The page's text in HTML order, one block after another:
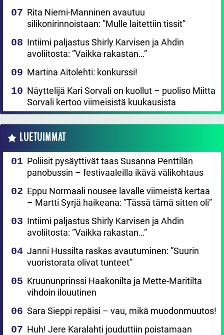
Rita Niemi-Manninen avautuu
silikonirinnoistaan: ”Mulle laitettiin tissit”
Intiimi paljastus Shirly Karvisen ja Ahdin
avoliitosta: ”Vaikka rakastan…”
Martina Aitolehti: konkurssi!
Näyttelijä Kari Sorvali on kuollut – puoliso Miitta
Sorvali kertoo viimeisistä kuukausista
LUETUIMMAT
Poliisit pysäyttivät taas Susanna Penttilän
panobussin – festivaaleilla ikävä välikohtaus
Eppu Normaali nousee lavalle viimeistä kertaa
– Martti Syrjä haikeana: ”Tässä tämä sitten oli”
Intiimi paljastus Shirly Karvisen ja Ahdin
avoliitosta: ”Vaikka rakastan…”
Janni Hussilta raskas avautuminen: ”Suurin
vuoristorata olivat tunteet”
Kruununprinssi Haakonilta ja Mette-Maritilta
vihdoin ilouutinen
Sara Sieppi repäisi – vau, mikä muodonmuutos!
Huh! Jere Karalahti jouduttiin poistamaan